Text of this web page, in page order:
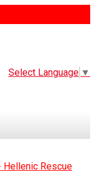
Select Language ▼